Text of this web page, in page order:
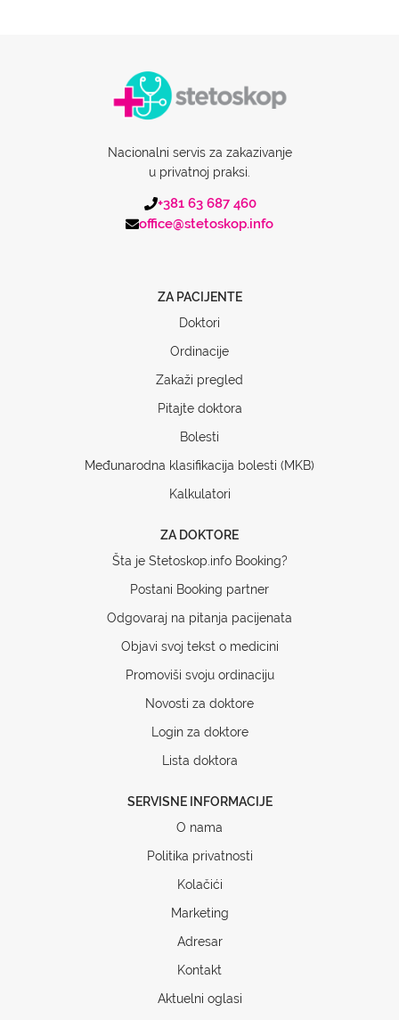
Nacionalni servis za zakazivanje
u privatnoj praksi.
+381 63 687 460
office@stetoskop.info
ZA PACIJENTE
Doktori
Ordinacije
Zakaži pregled
Pitajte doktora
Bolesti
Međunarodna klasifikacija bolesti (MKB)
Kalkulatori
ZA DOKTORE
Šta je Stetoskop.info Booking?
Postani Booking partner
Odgovaraj na pitanja pacijenata
Objavi svoj tekst o medicini
Promoviši svoju ordinaciju
Novosti za doktore
Login za doktore
Lista doktora
SERVISNE INFORMACIJE
O nama
Politika privatnosti
Kolačići
Marketing
Adresar
Kontakt
Aktuelni oglasi